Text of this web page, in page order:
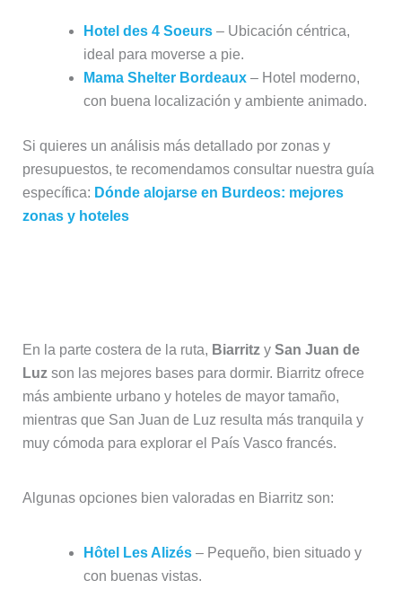
Hotel des 4 Soeurs– Ubicación céntrica,
ideal para moverse a pie.
Mama Shelter Bordeaux– Hotel moderno,
con buena localización y ambiente animado.
Si quieres un análisis más detallado por zonas y
presupuestos, te recomendamos consultar nuestra guía
específica: Dónde alojarse en Burdeos: mejores
zonas y hoteles
En la parte costera de la ruta, Biarritzy San Juan de
Luzson las mejores bases para dormir. Biarritz ofrece
más ambiente urbano y hoteles de mayor tamaño,
mientras que San Juan de Luz resulta más tranquila y
muy cómoda para explorar el País Vasco francés.
Algunas opciones bien valoradas en Biarritz son:
Hôtel Les Alizés– Pequeño, bien situado y
con buenas vistas.